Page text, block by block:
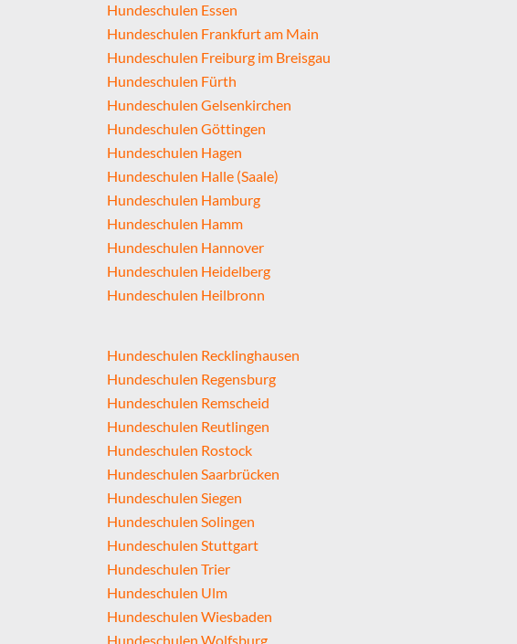
Hundeschulen Essen
Hundeschulen Frankfurt am Main
Hundeschulen Freiburg im Breisgau
Hundeschulen Fürth
Hundeschulen Gelsenkirchen
Hundeschulen Göttingen
Hundeschulen Hagen
Hundeschulen Halle (Saale)
Hundeschulen Hamburg
Hundeschulen Hamm
Hundeschulen Hannover
Hundeschulen Heidelberg
Hundeschulen Heilbronn
Hundeschulen Recklinghausen
Hundeschulen Regensburg
Hundeschulen Remscheid
Hundeschulen Reutlingen
Hundeschulen Rostock
Hundeschulen Saarbrücken
Hundeschulen Siegen
Hundeschulen Solingen
Hundeschulen Stuttgart
Hundeschulen Trier
Hundeschulen Ulm
Hundeschulen Wiesbaden
Hundeschulen Wolfsburg